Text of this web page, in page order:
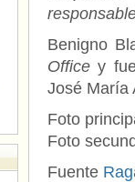
Benigno
Office y
José María
Foto
Foto
Fuente